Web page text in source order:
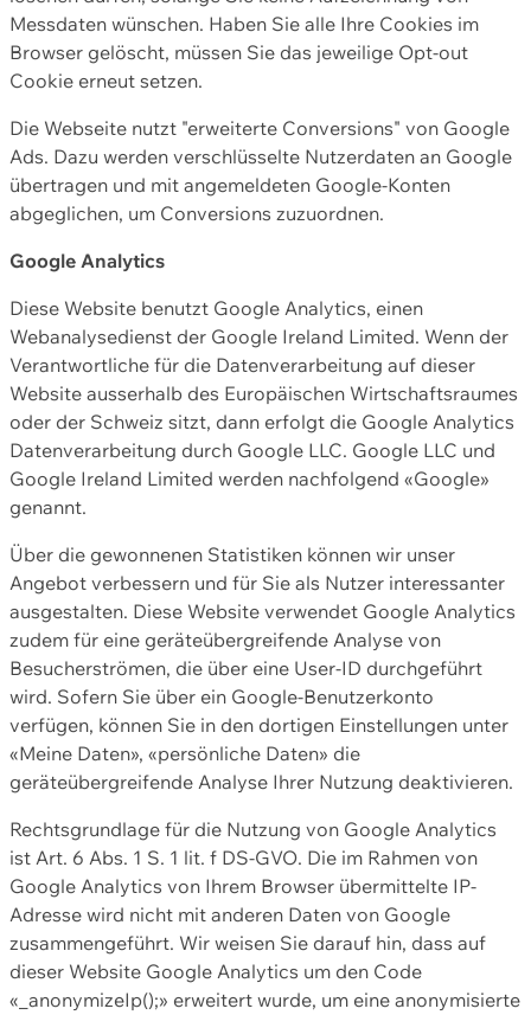
Messdaten wünschen. Haben Sie alle Ihre Cookies im
Browser gelöscht, müssen Sie das jeweilige Opt-out
Cookie erneut setzen.
Die Webseite nutzt "erweiterte Conversions" von Google
Ads. Dazu werden verschlüsselte Nutzerdaten an Google
übertragen und mit angemeldeten Google-Konten
abgeglichen, um Conversions zuzuordnen.
Google Analytics
Diese Website benutzt Google Analytics, einen
Webanalysedienst der Google Ireland Limited. Wenn der
Verantwortliche für die Datenverarbeitung auf dieser
Website ausserhalb des Europäischen Wirtschaftsraumes
oder der Schweiz sitzt, dann erfolgt die Google Analytics
Datenverarbeitung durch Google LLC. Google LLC und
Google Ireland Limited werden nachfolgend «Google»
genannt.
Über die gewonnenen Statistiken können wir unser
Angebot verbessern und für Sie als Nutzer interessanter
ausgestalten. Diese Website verwendet Google Analytics
zudem für eine geräteübergreifende Analyse von
Besucherströmen, die über eine User-ID durchgeführt
wird. Sofern Sie über ein Google-Benutzerkonto
verfügen, können Sie in den dortigen Einstellungen unter
«Meine Daten», «persönliche Daten» die
geräteübergreifende Analyse Ihrer Nutzung deaktivieren.
Rechtsgrundlage für die Nutzung von Google Analytics
ist Art. 6 Abs. 1 S. 1 lit. f DS-GVO. Die im Rahmen von
Google Analytics von Ihrem Browser übermittelte IP-
Adresse wird nicht mit anderen Daten von Google
zusammengeführt. Wir weisen Sie darauf hin, dass auf
dieser Website Google Analytics um den Code
«_anonymizeIp();» erweitert wurde, um eine anonymisierte